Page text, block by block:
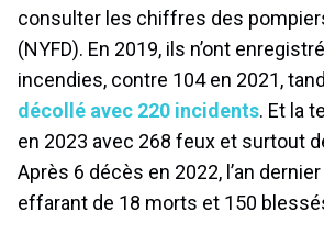
consulter les chiffres des
(NYFD). En 2019, ils n’ont
incendies, contre 104 en 2021,
décollé avec 220 incidents. Et la
en 2023 avec 268 feux et surtout
Après 6 décès en 2022, l’an
effarant de 18 morts et 150